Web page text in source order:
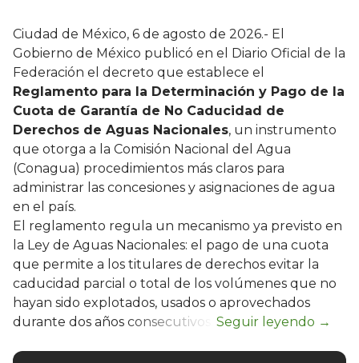
Ciudad de México, 6 de agosto de 2026.- El
Gobierno de México publicó en el Diario Oficial de la
Federación el decreto que establece el
Reglamento para la Determinación y Pago de la
Cuota de Garantía de No Caducidad de
Derechos de Aguas Nacionales, un instrumento
que otorga a la Comisión Nacional del Agua
(Conagua) procedimientos más claros para
administrar las concesiones y asignaciones de agua
en el país.
El reglamento regula un mecanismo ya previsto en
la Ley de Aguas Nacionales: el pago de una cuota
que permite a los titulares de derechos evitar la
caducidad parcial o total de los volúmenes que no
hayan sido explotados, usados o aprovechados
durante dos años consecutivos.